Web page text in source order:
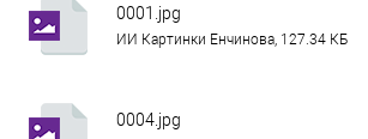
0001.jpg
ИИ Картинки Енчинова, 127.34 КБ
0004.jpg